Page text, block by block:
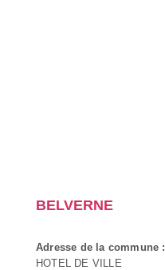
BELVERNE
Adresse de la commune :
HOTEL DE VILLE